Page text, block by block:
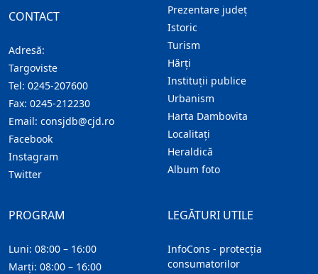
CONTACT
Adresă:
Targoviste
Tel: 0245-207600
Fax: 0245-212230
Email: consjdb@cjd.ro
Facebook
Instagram
Twitter
Prezentare judeţ
Istoric
Turism
Hărţi
Instituţii publice
Urbanism
Harta Dambovita
Localitaţi
Heraldică
Album foto
LEGĂTURI UTILE
InfoCons - protecția
consumatorilor
PROGRAM
Luni: 08:00 – 16:00
Marți: 08:00 – 16:00